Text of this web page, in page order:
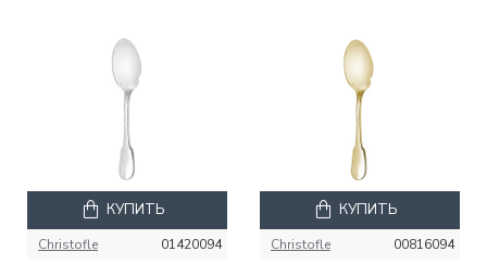
Christofle 01420094
КУПИТЬ
Christofle 00816094
КУПИТЬ